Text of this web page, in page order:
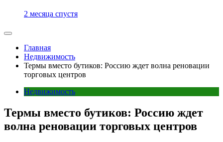
2 месяца спустя
Главная
Недвижимость
Термы вместо бутиков: Россию ждет волна реновации
торговых центров
Недвижимость
Термы вместо бутиков: Россию ждет
волна реновации торговых центров